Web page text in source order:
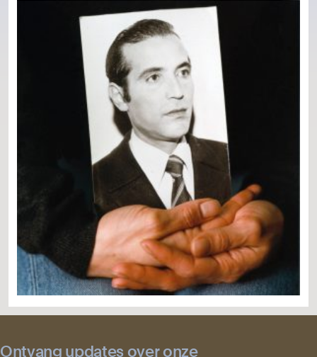
Ontvang updates over onze